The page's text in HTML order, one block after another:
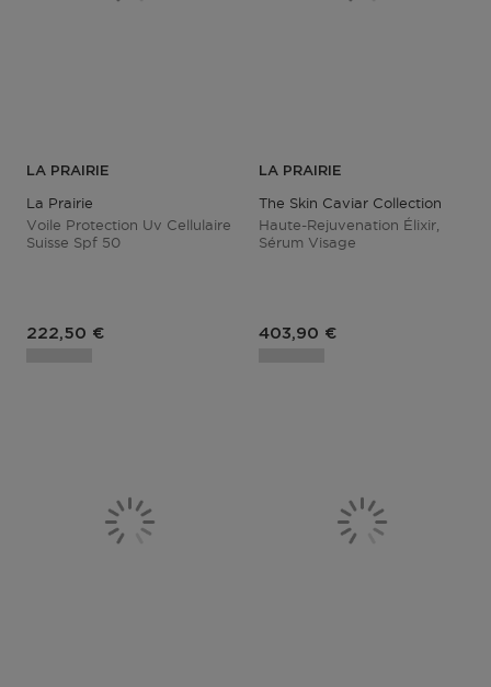
LA PRAIRIE
La Prairie
Voile Protection Uv Cellulaire
Suisse Spf 50
Prix du produit
222,50 €
LA PRAIRIE
The Skin Caviar Collection
Haute-Rejuvenation Élixir,
Sérum Visage
Prix du produit
403,90 €